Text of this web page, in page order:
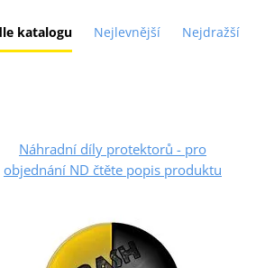
katalogu Nejlevnější Nejdražší
Náhradní díly protektorů - pro
objednání ND čtěte popis produktu